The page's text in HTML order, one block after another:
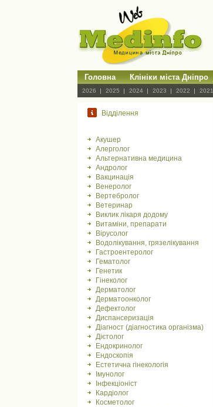
Головна Клініки міста Дніпро
2026 2025 2024 2023 2022 2021
Відділення
Акушер
Алерголог
Альтернативна медицина
Андролог
Вакцинація
Венеролог
Вертебролог
Ветеринар
Виклик лікаря додому
Витаміни, препарати
Вірусолог
Водолікування, грязелікування
Гастроентеролог
Гематолог
Генетик
Гінеколог
Дерматолог
Дерматоонколог
Дефектолог
Диспансеризація
Діагност (діагностика організма)
Дієтолог
Ендокринолог
Ендоскопія
Естетична гінекологія
Імунолог
Інфекціоніст
Кардіолог
Косметолог